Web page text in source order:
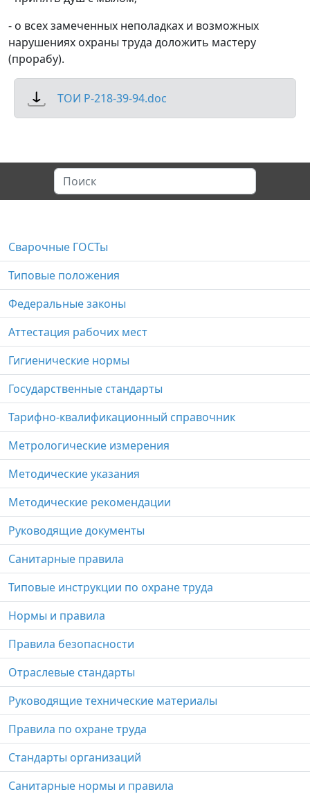
- о всех замеченных неполадках и возможных
нарушениях охраны труда доложить мастеру
(прорабу).
ТОИ Р-218-39-94.doc
Сварочные ГОСТы
Типовые положения
Федеральные законы
Аттестация рабочих мест
Гигиенические нормы
Государственные стандарты
Тарифно-квалификационный справочник
Метрологические измерения
Методические указания
Методические рекомендации
Руководящие документы
Санитарные правила
Типовые инструкции по охране труда
Нормы и правила
Правила безопасности
Отраслевые стандарты
Руководящие технические материалы
Правила по охране труда
Стандарты организаций
Санитарные нормы и правила